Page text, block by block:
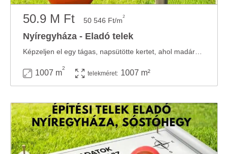
50.9 M Ft 50 546 Ft/m2
Nyíregyháza - Eladó telek
1007 m
2
telekméret: 1007 m²